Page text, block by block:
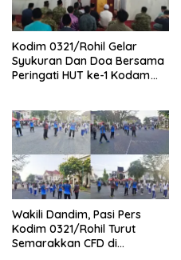
Kodim 0321/Rohil Gelar
Syukuran Dan Doa Bersama
Peringati HUT ke-1 Kodam
Wakili Dandim, Pasi Pers
Kodim 0321/Rohil Turut
Semarakkan CFD di